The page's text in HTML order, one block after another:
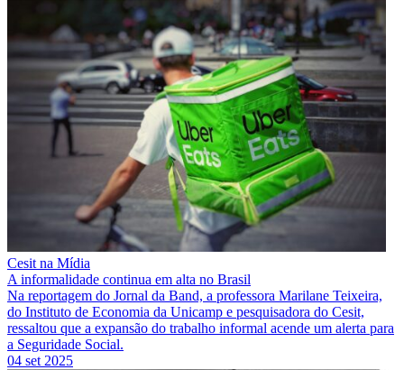
Cesit na Mídia
A informalidade continua em alta no Brasil
Na reportagem do Jornal da Band, a professora Marilane Teixeira,
do Instituto de Economia da Unicamp e pesquisadora do Cesit,
ressaltou que a expansão do trabalho informal acende um alerta para
a Seguridade Social.
04 set 2025